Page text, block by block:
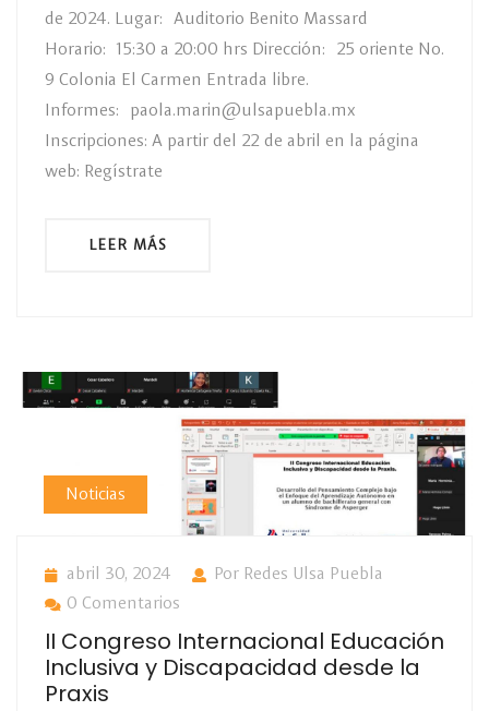
de 2024. Lugar: Auditorio Benito Massard
Horario: 15:30 a 20:00 hrs Dirección: 25 oriente No.
9 Colonia El Carmen Entrada libre.
Informes: paola.marin@ulsapuebla.mx
Inscripciones: A partir del 22 de abril en la página
web: Regístrate
LEER MÁS
Noticias
abril 30, 2024
Por Redes Ulsa Puebla
0 Comentarios
II Congreso Internacional Educación
Inclusiva y Discapacidad desde la
Praxis